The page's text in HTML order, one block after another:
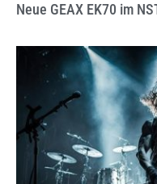
Neue GEAX EK70 im